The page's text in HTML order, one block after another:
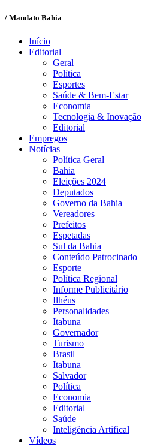
/ Mandato Bahia
Início
Editorial
Geral
Política
Esportes
Saúde & Bem-Estar
Economia
Tecnologia & Inovação
Editorial
Empregos
Notícias
Política Geral
Bahia
Eleições 2024
Deputados
Governo da Bahia
Vereadores
Prefeitos
Espetadas
Sul da Bahia
Conteúdo Patrocinado
Esporte
Política Regional
Informe Publicitário
Ilhéus
Personalidades
Itabuna
Governador
Turismo
Brasil
Itabuna
Salvador
Política
Economia
Editorial
Saúde
Inteligência Artifical
Vídeos